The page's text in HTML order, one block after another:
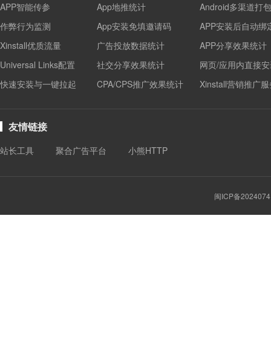
APP智能传参
作弊行为监测
Xinstall优质流量
Universal Links配置
快速安装与一键拉起
App地推统计
Android多渠道打包
App安装免填邀请码
APP安装后自动绑
广告投放数据统计
APP分享效果统计
社交分享效果统计
网页/应用内直接
CPA/CPS推广效果统计
Xinstall营销推广
友情链接
站长工具 聚合广告平台 小熊HTTP
闽ICP备